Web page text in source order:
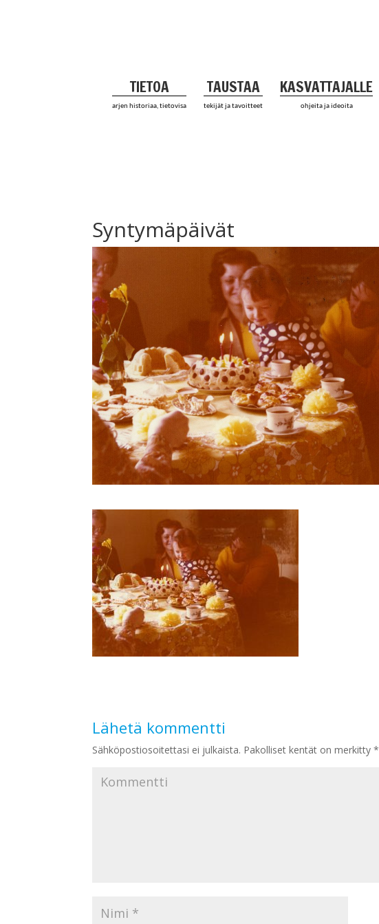
TIETOA
arjen historiaa, tietovisa
TAUSTAA
tekijät ja tavoitteet
KASVATTAJALLE
ohjeita ja ideoita
Syntymäpäivät
Lähetä kommentti
Sähköpostiosoitettasi ei julkaista. Pakolliset kentät on merkitty*